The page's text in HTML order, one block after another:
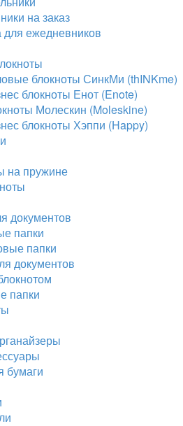
на заказ
для ежедневников
блокноты СинкМи (thINKme)
блокноты Енот (Enote)
Молескин (Moleskine)
блокноты Хэппи (Happy)
на пружине
документов
папки
папки
документов
папки
бумаги